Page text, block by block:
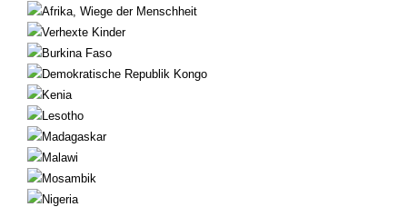
Afrika, Wiege der Menschheit
Verhexte Kinder
Burkina Faso
Demokratische Republik Kongo
Kenia
Lesotho
Madagaskar
Malawi
Mosambik
Nigeria